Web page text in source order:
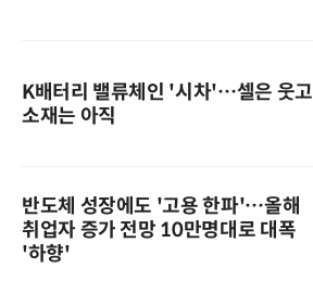
K배터리 밸류체인 '시차'…셀은 웃고
소재는 아직
반도체 성장에도 '고용 한파'…올해
취업자 증가 전망 10만명대로 대폭
'하향'